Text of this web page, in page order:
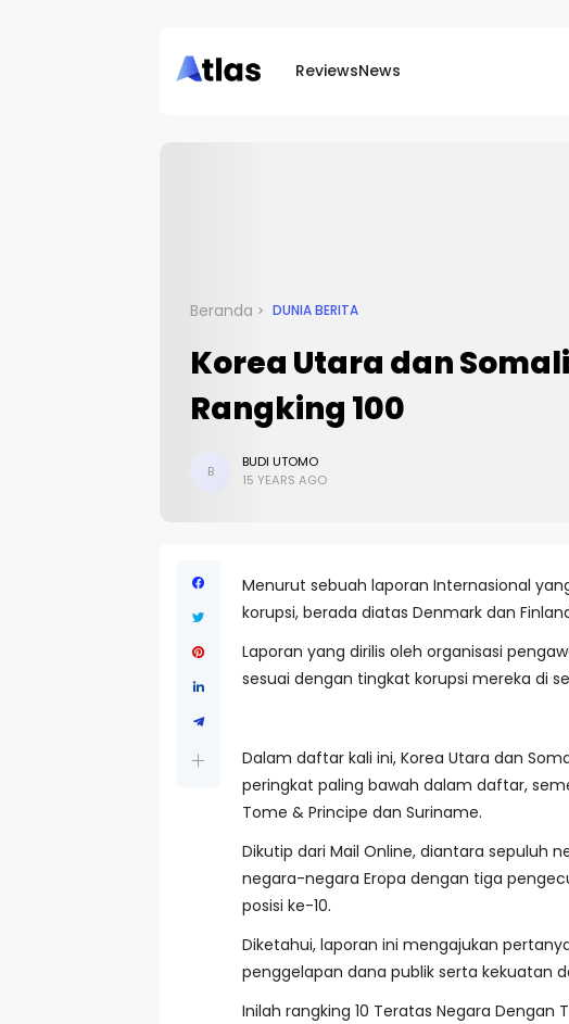
ReviewsNews
Beranda DUNIA BERITA
Korea Utara dan
Rangking 100
B
BUDI UTOMO
15 YEARS AGO
Menurut sebuah laporan Internasional
korupsi, berada diatas Denmark dan
Laporan yang dirilis oleh organisasi
sesuai dengan tingkat korupsi mereka di
Dalam daftar kali ini, Korea Utara dan
peringkat paling bawah dalam daftar,
Tome & Principe dan Suriname.
Dikutip dari Mail Online, diantara sepuluh
negara-negara Eropa dengan tiga
posisi ke-10.
Diketahui, laporan ini mengajukan
penggelapan dana publik serta kekuatan
Inilah rangking 10 Teratas Negara Dengan